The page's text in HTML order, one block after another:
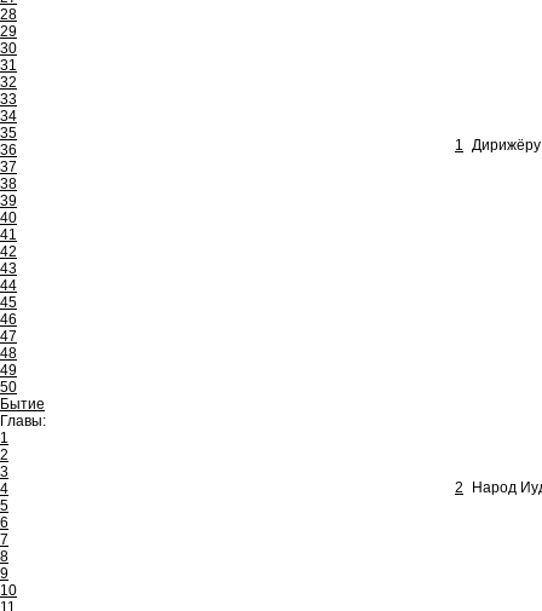
28
29
30
31
32
33
34
35
36
37
38
39
40
41
42
43
44
45
46
47
48
49
50
Бытие
Главы:
1
2
3
4
5
6
7
8
9
10
11
1
2 Народ